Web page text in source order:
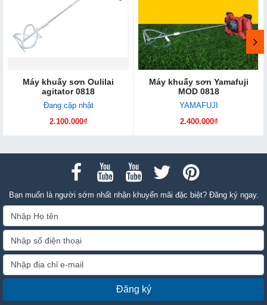
Máy khuấy sơn Oulilai
agitator 0818
Đang cập nhật
2.100.000₫
Máy khuấy sơn Yamafuji
MOD 0818
YAMAFUJI
2.400.000₫
Bạn muốn là người sớm nhất nhận khuyến mãi đặc biệt? Đăng ký ngay.
Đăng ký